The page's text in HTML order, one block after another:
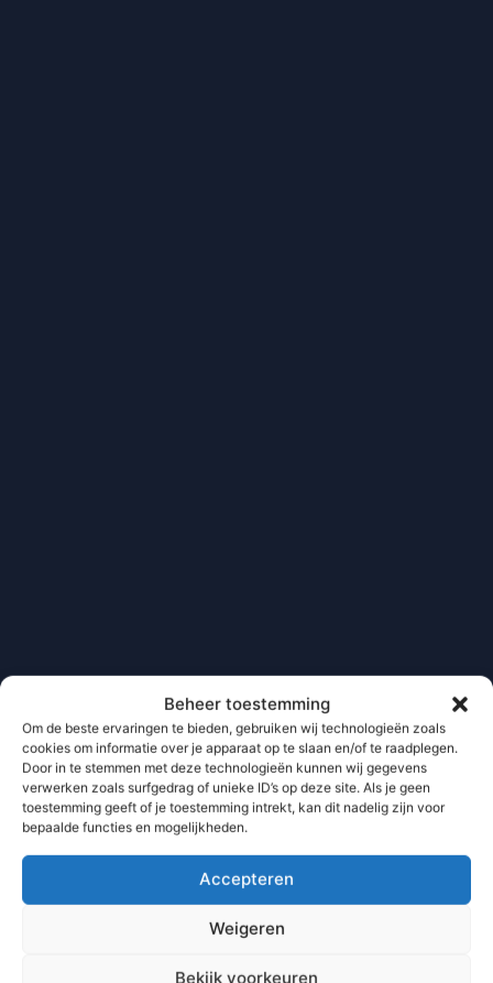
Beheer toestemming
Om de beste ervaringen te bieden, gebruiken wij technologieën zoals
cookies om informatie over je apparaat op te slaan en/of te raadplegen.
Door in te stemmen met deze technologieën kunnen wij gegevens
verwerken zoals surfgedrag of unieke ID’s op deze site. Als je geen
toestemming geeft of je toestemming intrekt, kan dit nadelig zijn voor
bepaalde functies en mogelijkheden.
Accepteren
Weigeren
Bekijk voorkeuren